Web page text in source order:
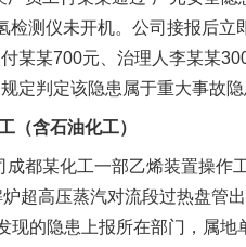
测仪未开机。公司接报后立
某某700元、治理人李某某
定判定该隐患属于重大事故
（含石油化工）
某化工一部乙烯装置操作
超高压蒸汽对流段过热盘管
的隐患上报所在部门，属地